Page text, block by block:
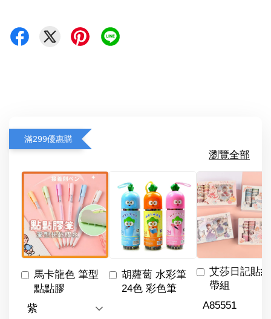
滿299優惠購
瀏覽全部
馬卡龍色 筆型
點點膠
胡蘿蔔 水彩筆
24色 彩色筆
艾莎日記貼
帶組